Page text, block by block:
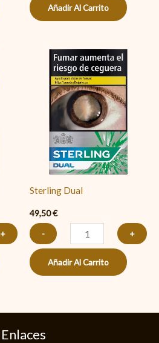
Añadir Al Carrito
+
Sterling Dual
49,50€
-
Sterling
Dual
cantidad
+
Añadir Al Carrito
Enlaces